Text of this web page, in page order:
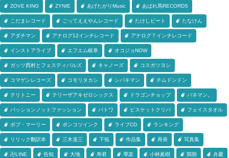
ZOVE KING ZYNIE あげたがりMusic あばれ馬RECORDS
こだまレコード ごってええやんレコード たけしビート たなけん
アダチマン アナログ12インチレコード アナログ７インチレコード
インストアライブ エフエム岐阜 オコジョNOW
ガッツ西村とフェスティバルズ キャノーズ コスガツヨシ
コマゲンレコーズ コモリタカシ シバキマン チムドンドン
テリトニー テリーザアキゼロシックス ドラゴンチョップ バネマン。
パッションノットファッション パトワ ビスケットクリバ フェイスタオル
ボブ・マーリー ポンコツインク ライブCD ランキング
リリック翻訳本 三木道三 下拓 作品集 再発 写真集
卍LINE 告知 大地 寿君 導楽 小林眞樹 巽朗 弁慶